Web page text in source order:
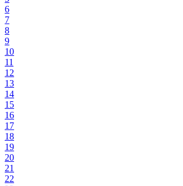
6
7
8
9
10
11
12
13
14
15
16
17
18
19
20
21
22